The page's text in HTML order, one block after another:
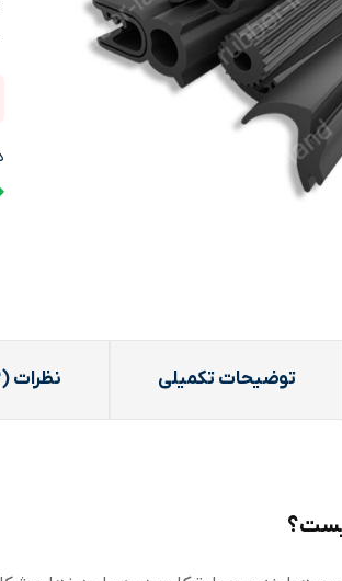
توضیحات تکمیلی نظرات (2)